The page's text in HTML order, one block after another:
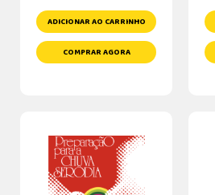
ADICIONAR AO CARRINHO
COMPRAR AGORA